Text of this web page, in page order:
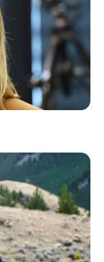
Mute